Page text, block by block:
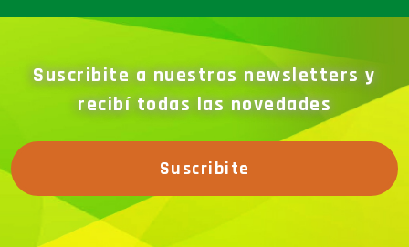
Suscribite a nuestros newsletters y
recibí todas las novedades
Suscribite